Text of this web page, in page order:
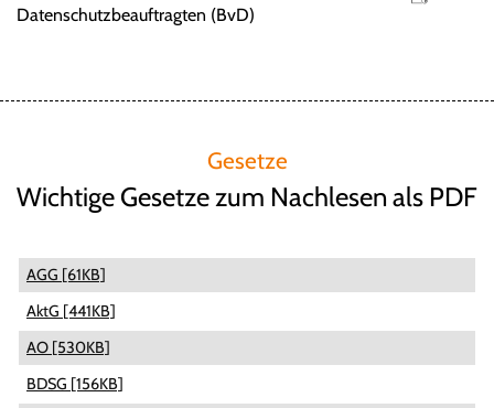
Datenschutzbeauftragten (BvD)
Gesetze
Wichtige Gesetze zum Nachlesen als PDF
AGG [61KB]
AktG [441KB]
AO [530KB]
BDSG [156KB]